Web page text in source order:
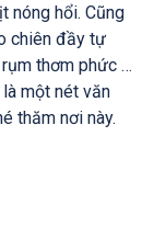
nóng hổi. Cũng
chiên đầy tự
thơm phức …
một nét văn
thăm nơi này.